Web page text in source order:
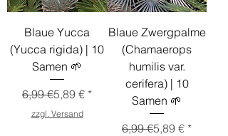
Blaue Yucca
(Yucca rigida) | 10
Samen 🌱
Standardpreis
6,99 €Sale-Preis
5,89 €
zzgl. Versand
Blaue Zwergpalme
(Chamaerops
humilis var.
cerifera) | 10
Samen 🌱
Standardpreis
6,99 €Sale-Preis
5,89 €